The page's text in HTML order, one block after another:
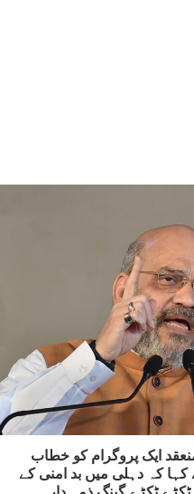
ایک پروگرام کو خطاب
کہا کہ دہلی میں بد امنی کے